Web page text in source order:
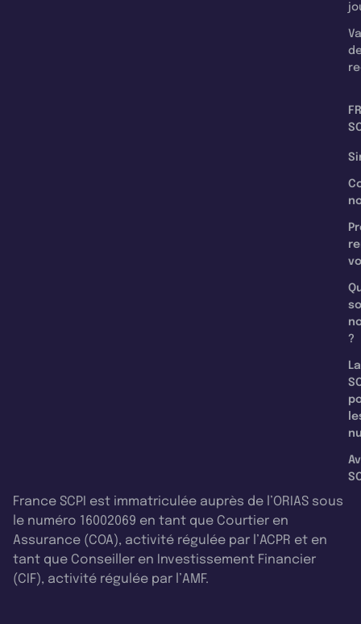
?
La
France SCPI est immatriculée auprès de l’ORIAS sous
le numéro 16002069 en tant que Courtier en
Assurance (COA), activité régulée par l’ACPR et en
tant que Conseiller en Investissement Financier
(CIF), activité régulée par l’AMF.